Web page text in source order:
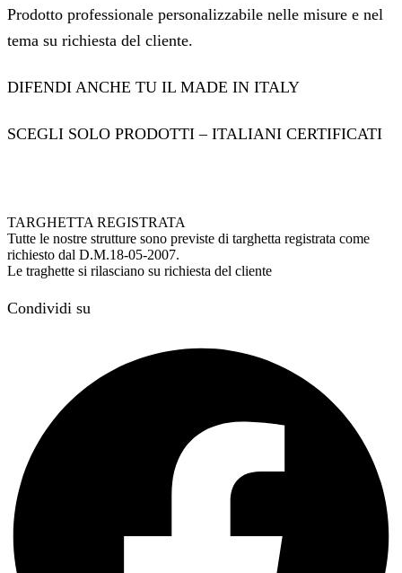
Prodotto professionale personalizzabile nelle misure e nel
tema su richiesta del cliente.
DIFENDI ANCHE TU IL MADE IN ITALY
SCEGLI SOLO PRODOTTI – ITALIANI CERTIFICATI
TARGHETTA REGISTRATA
Tutte le nostre strutture sono previste di targhetta registrata come
richiesto dal D.M.18-05-2007.
Le traghette si rilasciano su richiesta del cliente
Condividi su